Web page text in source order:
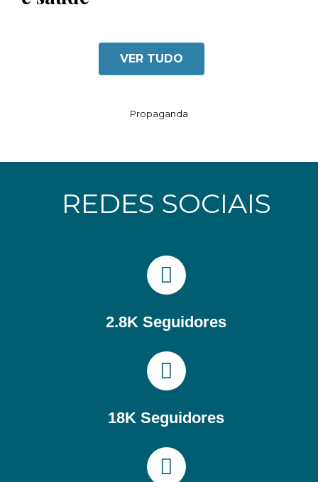
VER TUDO
Propaganda
REDES SOCIAIS
2.8K Seguidores
18K Seguidores